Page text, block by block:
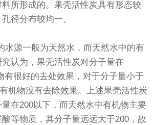
所形成的。果壳活性炭具有形态较
径分布较均一。
源一般为天然水，而天然水中的有
认为，果壳活性炭对分子量在
有很好的去处效果，对于分子量小于
机物没有去除效果。上述果壳活性炭
在200以下，而天然水中有机物主要
等物质，其分子量远远大于200，故